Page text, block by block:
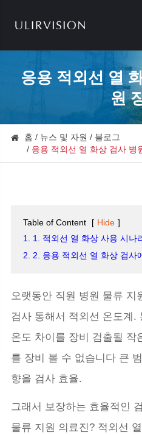
응용 적외선 열
원
홈 뉴스 및 자원
블로그
응용 적외선 열 화상 검사 병
Table of Content [ Hide ]
1. 1. 적외선 열 화상 사용 시나
2. 2. 응용 적외선 열 화상 검사
오랫동안 직원 병원 물류 지
검사 통해서 적외선 온도계.
온도 차이를 장비 검출될 작
를 장비 볼 수 없습니다 큰
향을 검사 효율.
그래서 보장하는 효율적인
물류 지원 의료진? 적외선